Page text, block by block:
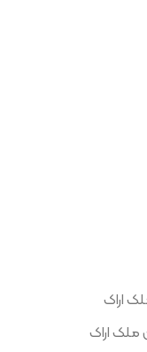
ملک اراک